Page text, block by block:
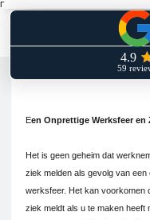
Γ
Een Onprettige Werksfeer
Een Onprettige Werksfeer en
Het is geen geheim dat
ziek melden als gevolg van een
werksfeer. Het kan voorkomen
ziek meldt als u te maken heeft